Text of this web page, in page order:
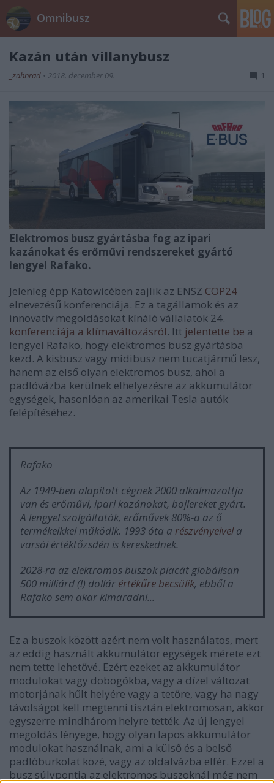
Omnibusz
Kazán után villanybusz
_zahnrad • 2018. december 09. 1
Elektromos busz gyártásba fog az ipari
kazánokat és erőművi rendszereket gyártó
lengyel Rafako.
Jelenleg épp Katowicében zajlik az ENSZ COP24
elnevezésű konferenciája. Ez a tagállamok és az
innovatív megoldásokat kínáló vállalatok 24.
konferenciája a klímaváltozásról. Itt jelentette be a
lengyel Rafako, hogy elektromos busz gyártásba
kezd. A kisbusz vagy midibusz nem tucatjármű lesz,
hanem az első olyan elektromos busz, ahol a
padlóvázba kerülnek elhelyezésre az akkumulátor
egységek, hasonlóan az amerikai Tesla autók
felépítéséhez.
Rafako
Az 1949-ben alapított cégnek 2000 alkalmazottja
van és erőművi, ipari kazánokat, bojlereket gyárt.
A lengyel szolgáltatók, erőművek 80%-a az ő
termékeikkel működik. 1993 óta a részvényeivela
varsói értéktőzsdén is kereskednek.
2028-ra az elektromos buszok piacát globálisan
500 milliárd (!) dollár értékűre becsülik, ebből a
Rafako sem akar kimaradni...
Ez a buszok között azért nem volt használatos, mert
az eddig használt akkumulátor egységek mérete ezt
nem tette lehetővé. Ezért ezeket az akkumulátor
modulokat vagy dobogókba, vagy a dízel változat
motorjának hűlt helyére vagy a tetőre, vagy ha nagy
távolságot kell megtenni tisztán elektromosan, akkor
egyszerre mindhárom helyre tették. Az új lengyel
megoldás lényege, hogy olyan lapos akkumulátor
modulokat használnak, ami a külső és a belső
padlóburkolat közé, vagy az oldalvázba elfér. Ezzel a
busz súlypontja az elektromos buszoknál még nem